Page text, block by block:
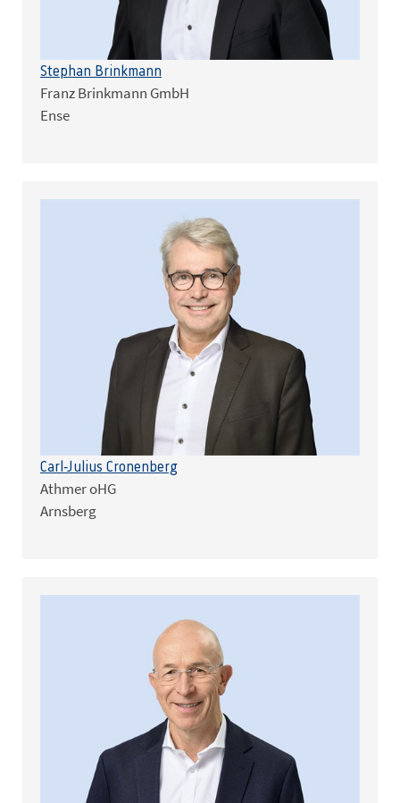
Stephan Brinkmann
Franz Brinkmann GmbH
Ense
Carl-Julius Cronenberg
Athmer oHG
Arnsberg